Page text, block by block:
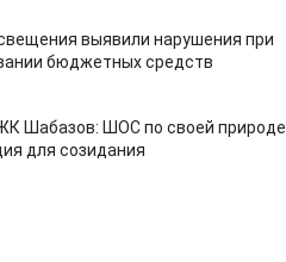
выявили нарушения при
бюджетных средств
Шабазов: ШОС по своей природе
для созидания